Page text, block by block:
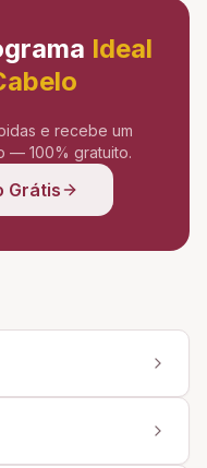
Ideal
e recebe um
— 100% gratuito.
Grátis